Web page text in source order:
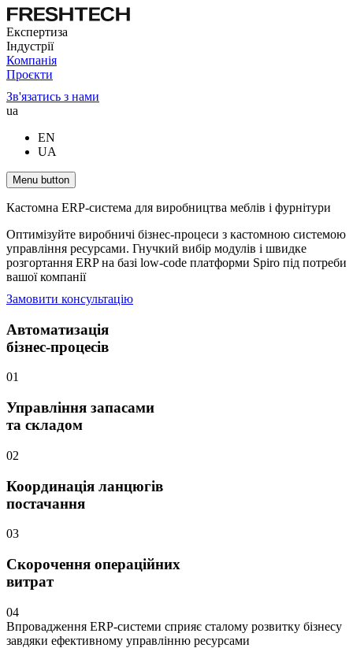
Експертиза
Індустрії
Компанія
Проєкти
Зв'язатись з нами
ua
EN
UA
Menu button
Кастомна ERP-система для виробництва меблів і фурнітури
Оптимізуйте виробничі бізнес-процеси з кастомною системою
управління ресурсами. Гнучкий вибір модулів і швидке
розгортання ERP на базі low-code платформи Spiro під потреби
вашої компанії
Замовити консультацію
Автоматизація
бізнес-процесів
01
Управління запасами
та складом
02
Координація ланцюгів
постачання
03
Скорочення операційних
витрат
04
Впровадження ERP-системи сприяє сталому розвитку бізнесу
завдяки ефективному управлінню ресурсами